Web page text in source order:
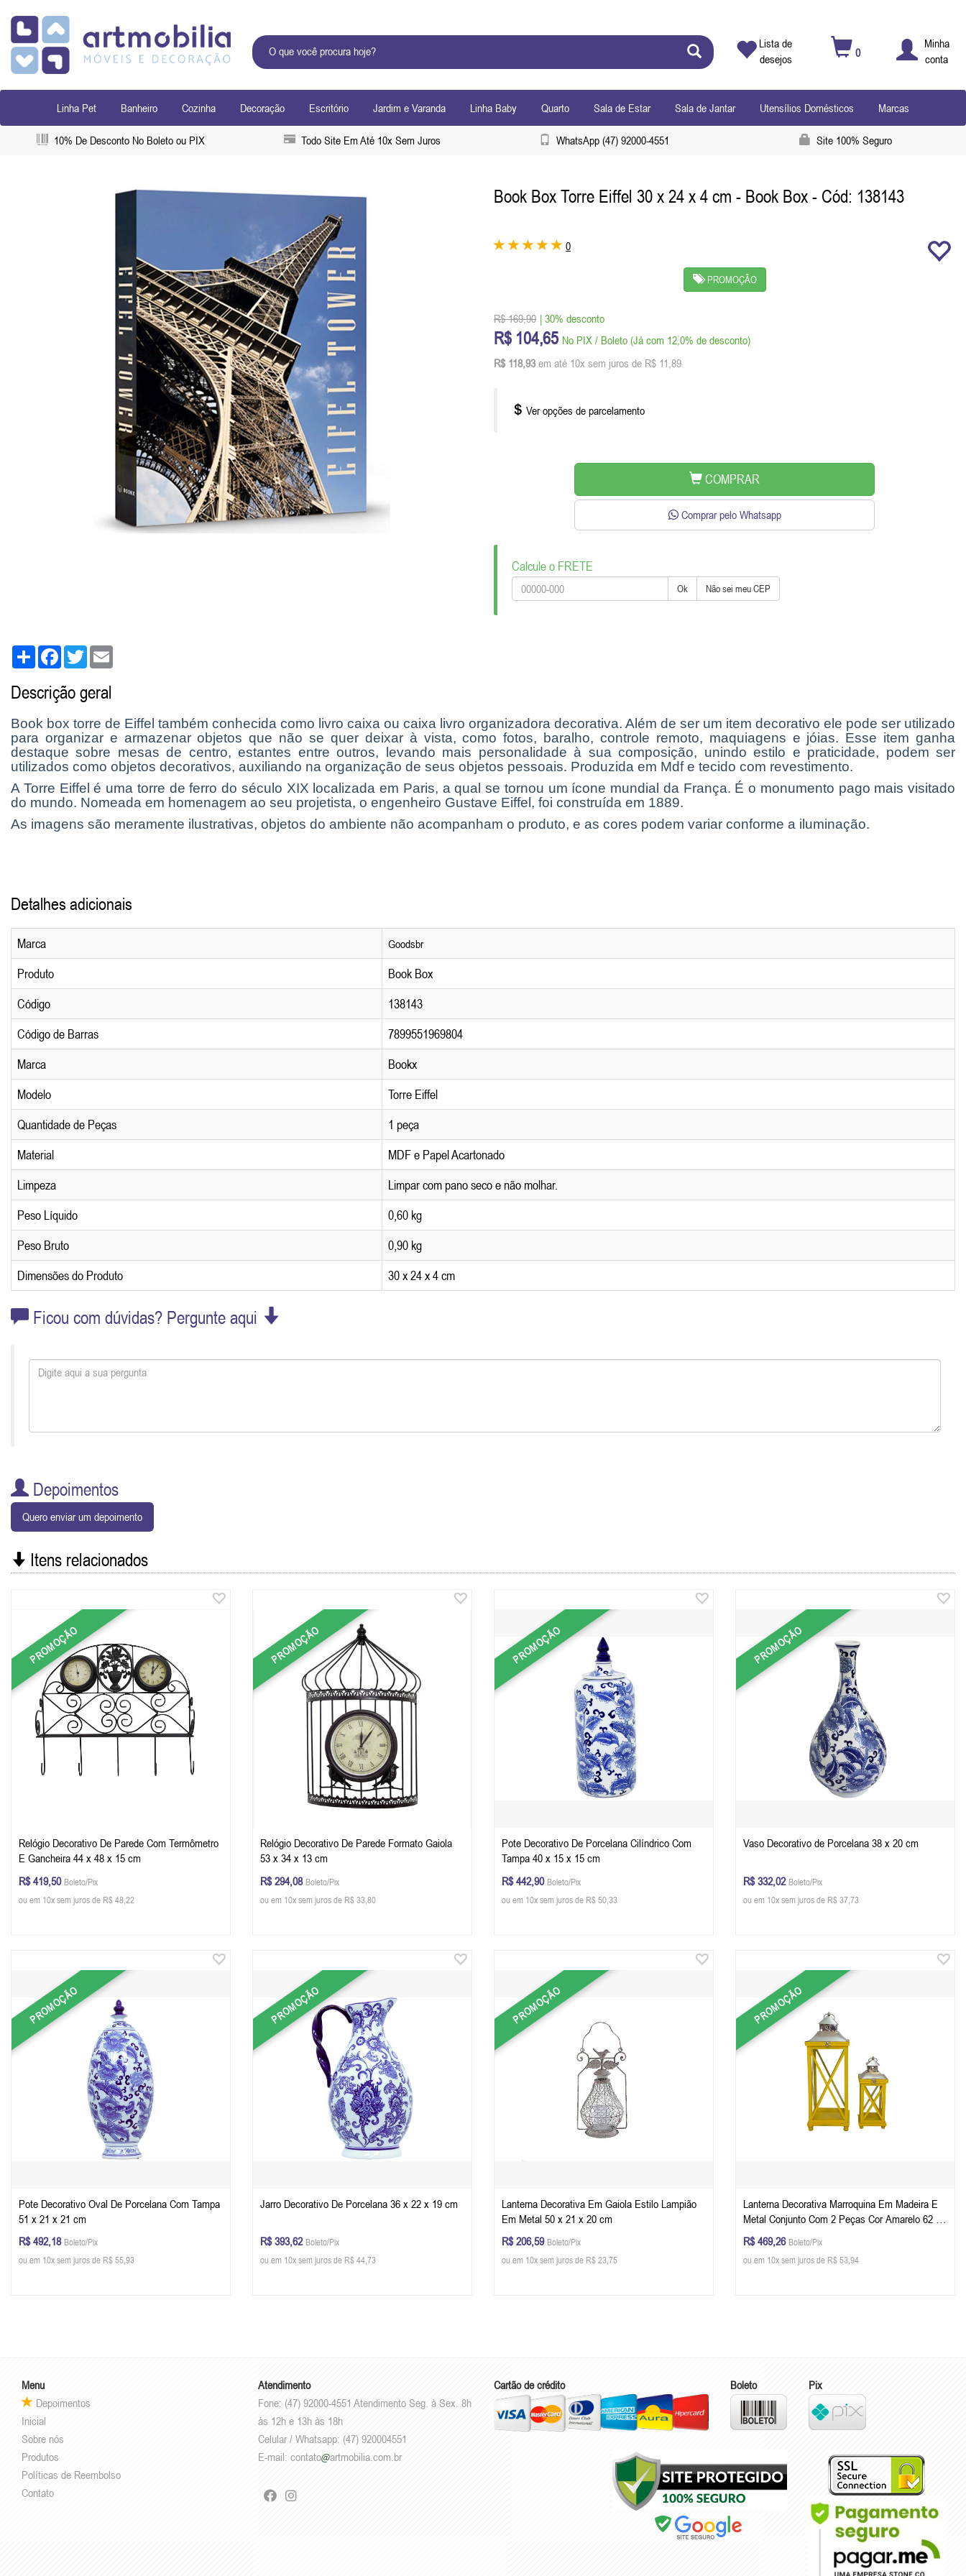
Lista de
desejos
0
Minha
conta
Linha Pet Banheiro Cozinha Decoração Escritório Jardim e Varanda Linha Baby Quarto Sala de Estar Sala de Jantar Utensílios Domésticos Marcas
10% De Desconto No Boleto ou PIX Todo Site Em Até 10x Sem Juros WhatsApp (47) 92000-4551 Site 100% Seguro
Book Box Torre Eiffel 30 x 24 x 4 cm - Book Box - Cód: 138143
0
PROMOÇÃO
R$ 169,90 | 30% desconto
R$ 104,65 No PIX / Boleto (Já com 12,0% de desconto)
R$ 118,93 em até 10x sem juros de R$ 11,89
Ver opções de parcelamento
COMPRAR
Comprar pelo Whatsapp
Calcule o FRETE
Ok Não sei meu CEP
Share FacebookTwitter
Descrição geral
Book box torre de Eiffel também conhecida como livro caixa ou caixa livro organizadora decorativa. Além de ser um item decorativo ele pode ser utilizado
para organizar e armazenar objetos que não se quer deixar à vista, como fotos, baralho, controle remoto, maquiagens e jóias. Esse item ganha
destaque sobre mesas de centro, estantes entre outros, levando mais personalidade à sua composição, unindo estilo e praticidade, podem ser
utilizados como objetos decorativos, auxiliando na organização de seus objetos pessoais. Produzida em Mdf e tecido com revestimento.
A Torre Eiffel é uma torre de ferro do século XIX localizada em Paris, a qual se tornou um ícone mundial da França. É o monumento pago mais visitado
do mundo. Nomeada em homenagem ao seu projetista, o engenheiro Gustave Eiffel, foi construída em 1889.
As imagens são meramente ilustrativas, objetos do ambiente não acompanham o produto, e as cores podem variar conforme a iluminação.
Detalhes adicionais
Marca Goodsbr
Produto
Book Box
Código
138143
Código de Barras
7899551969804
Marca
Bookx
Modelo
Torre Eiffel
Quantidade de Peças
1 peça
Material
MDF e Papel Acartonado
Limpeza
Limpar com pano seco e não molhar.
Peso Líquido
0,60 kg
Peso Bruto
0,90 kg
Dimensões do Produto
30 x 24 x 4 cm
Ficou com dúvidas? Pergunte aqui
Depoimentos
Quero enviar um depoimento
Itens relacionados
PROMOÇÃO
Relógio Decorativo De Parede Com Termômetro
E Gancheira 44 x 48 x 15 cm
R$ 419,50 Boleto/Pix
ou em 10x sem juros de R$ 48,22
PROMOÇÃO
Relógio Decorativo De Parede Formato Gaiola
53 x 34 x 13 cm
R$ 294,08 Boleto/Pix
ou em 10x sem juros de R$ 33,80
PROMOÇÃO
Pote Decorativo De Porcelana Cilíndrico Com
Tampa 40 x 15 x 15 cm
R$ 442,90 Boleto/Pix
ou em 10x sem juros de R$ 50,33
PROMOÇÃO
Vaso Decorativo de Porcelana 38 x 20 cm
R$ 332,02 Boleto/Pix
ou em 10x sem juros de R$ 37,73
PROMOÇÃO
Pote Decorativo Oval De Porcelana Com Tampa
51 x 21 x 21 cm
R$ 492,18 Boleto/Pix
ou em 10x sem juros de R$ 55,93
PROMOÇÃO
Jarro Decorativo De Porcelana 36 x 22 x 19 cm
R$ 393,62 Boleto/Pix
ou em 10x sem juros de R$ 44,73
PROMOÇÃO
Lanterna Decorativa Em Gaiola Estilo Lampião
Em Metal 50 x 21 x 20 cm
R$ 206,59 Boleto/Pix
ou em 10x sem juros de R$ 23,75
PROMOÇÃO
Lanterna Decorativa Marroquina Em Madeira E
Metal Conjunto Com 2 Peças Cor Amarelo 62 x
22 x 22 cm e 48 x 15 x 15 cm
R$ 469,26 Boleto/Pix
ou em 10x sem juros de R$ 53,94
Menu
Depoimentos
Inicial
Sobre nós
Produtos
Políticas de Reembolso
Contato
Atendimento
Fone: (47) 92000-4551 Atendimento Seg. à Sex. 8h
às 12h e 13h às 18h
Celular / Whatsapp: (47) 920004551
E-mail: contato artmobilia.com.br
Cartão de crédito Boleto Pix